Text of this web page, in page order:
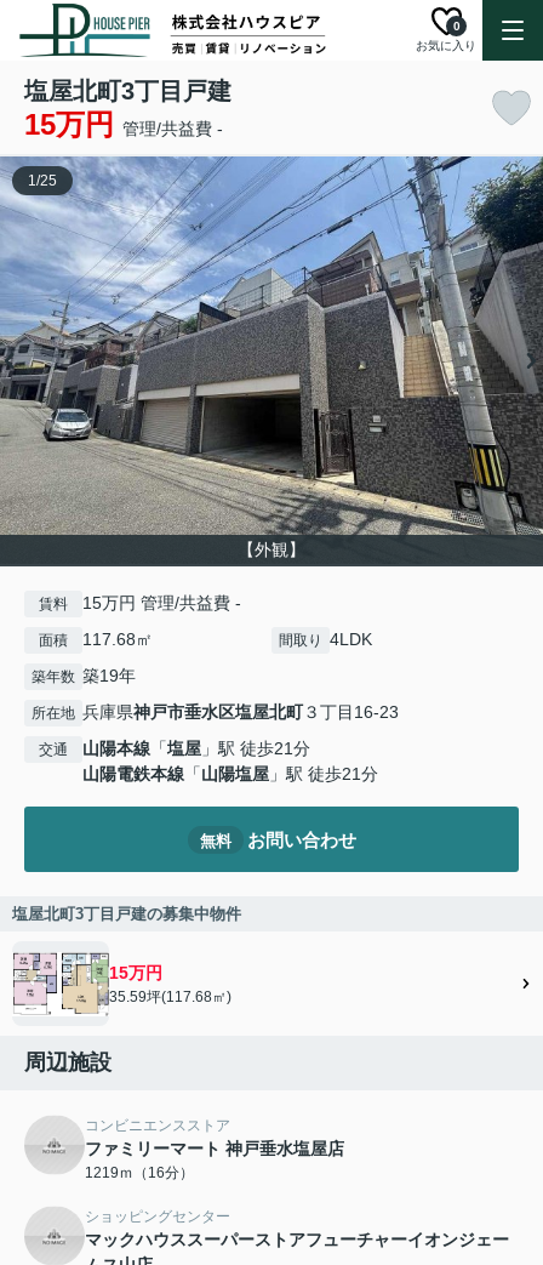
お気に入り
0
塩屋北町3丁目戸建
15万円 管理/共益費 -
【外観】
1/25
賃料 15万円 管理/共益費 -
面積 117.68㎡ 間取り 4LDK
築年数 築19年
所在地 兵庫県神戸市垂水区塩屋北町３丁目16-23
交通 山陽本線 「塩屋 」駅 徒歩21分
山陽電鉄本線 「山陽塩屋 」駅 徒歩21分
無料 お問い合わせ
塩屋北町3丁目戸建の募集中物件
15万円
35.59坪(117.68㎡)
周辺施設
コンビニエンスストア
ファミリーマート 神戸垂水塩屋店
1219ｍ（16分）
ショッピングセンター
マックハウススーパーストアフューチャーイオンジェー